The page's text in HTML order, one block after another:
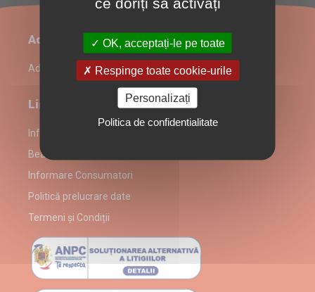
Administrare restaurant
Admin Login
Link-uri utile
Informații despre partenerul Bear King
Bear King alergeni
Informare Consumatori
Politică prelucrare date
Termeni și Condiții
OK, acceptați-le pe toate
Respinge toate cookie-urile
Personalizați
Politica de confidentialitate